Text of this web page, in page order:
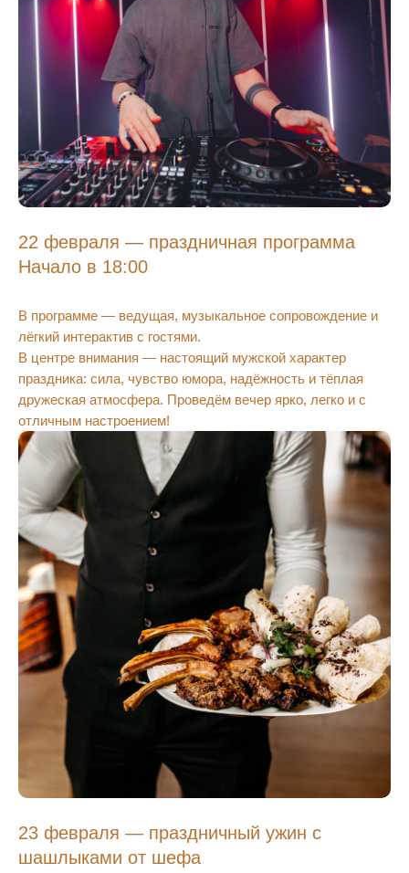
22 февраля — праздничная программа
Начало в 18:00
В программе — ведущая, музыкальное сопровождение и
лёгкий интерактив с гостями.
В центре внимания — настоящий мужской характер
праздника: сила, чувство юмора, надёжность и тёплая
дружеская атмосфера. Проведём вечер ярко, легко и с
отличным настроением!
23 февраля — праздничный ужин с
шашлыками от шефа